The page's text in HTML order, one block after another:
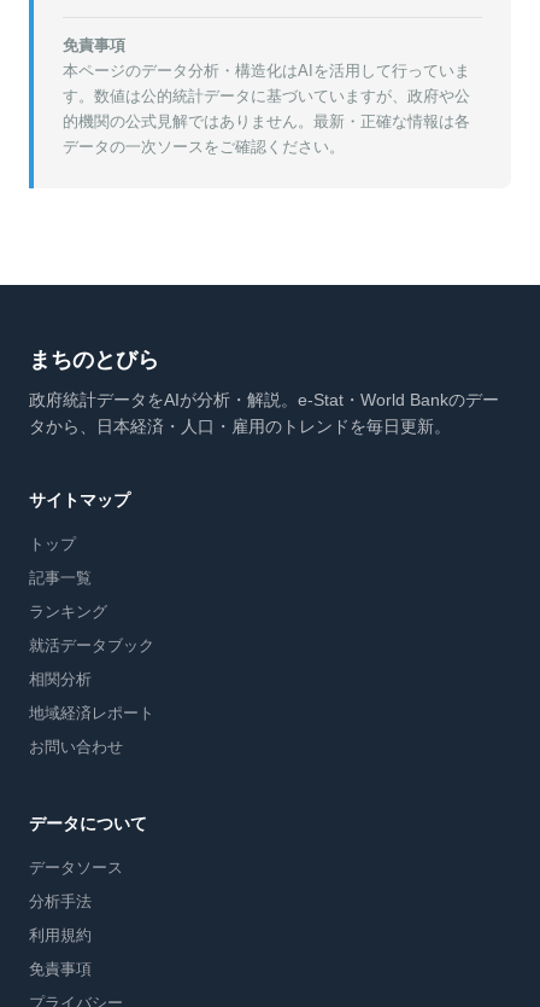
免責事項
本ページのデータ分析・構造化はAIを活用して行っていま
す。数値は公的統計データに基づいていますが、政府や公
的機関の公式見解ではありません。最新・正確な情報は各
データの一次ソースをご確認ください。
まちのとびら
政府統計データをAIが分析・解説。e-Stat・World Bankのデー
タから、日本経済・人口・雇用のトレンドを毎日更新。
サイトマップ
トップ
記事一覧
ランキング
就活データブック
相関分析
地域経済レポート
お問い合わせ
データについて
データソース
分析手法
利用規約
免責事項
プライバシー